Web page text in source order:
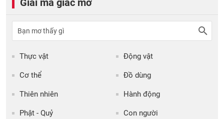
Giải mã giấc mơ
Thực vật Động vật
Cơ thể Đồ dùng
Thiên nhiên Hành động
Phật - Quỷ Con người